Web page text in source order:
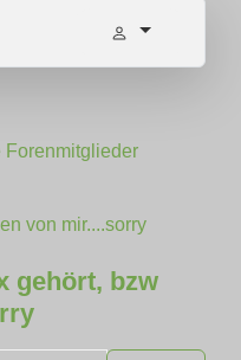
Forenmitglieder
von mir....sorry
gehört, bzw